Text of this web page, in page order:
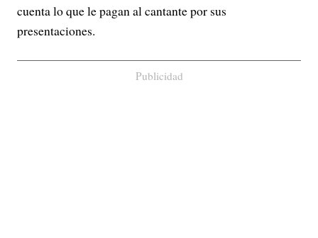
cuenta lo que le pagan al cantante por sus
presentaciones.
Publicidad